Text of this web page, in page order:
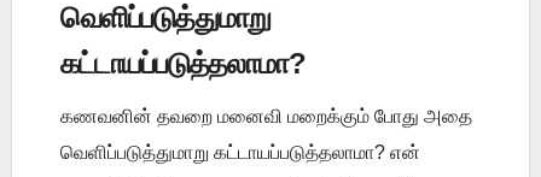
வெளிப்படுத்துமாறு
கட்டாயப்படுத்தலாமா?
கணவனின் தவறை மனைவி மறைக்கும் போது அதை
வெளிப்படுத்துமாறு கட்டாயப்படுத்தலாமா? என்